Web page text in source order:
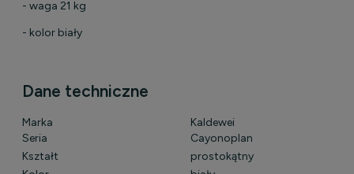
- waga 21 kg
- kolor biały
Dane techniczne
Marka
Kaldewei
Seria
Cayonoplan
Kształt
prostokątny